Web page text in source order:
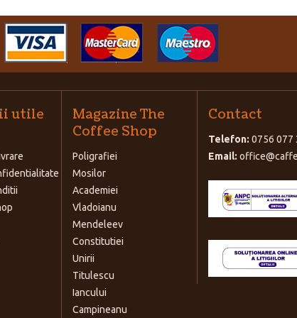
utile
Magazine The
Coffee Shop
Poligrafiei
Mosilor
Academiei
Vladoianu
Mendeleev
Constitutiei
Unirii
Titulescu
Iancului
Campineanu
Contact
Telefon: 0756 077
Email: